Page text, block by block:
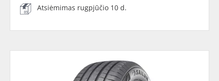
Atsiėmimas rugpjūčio 10 d.